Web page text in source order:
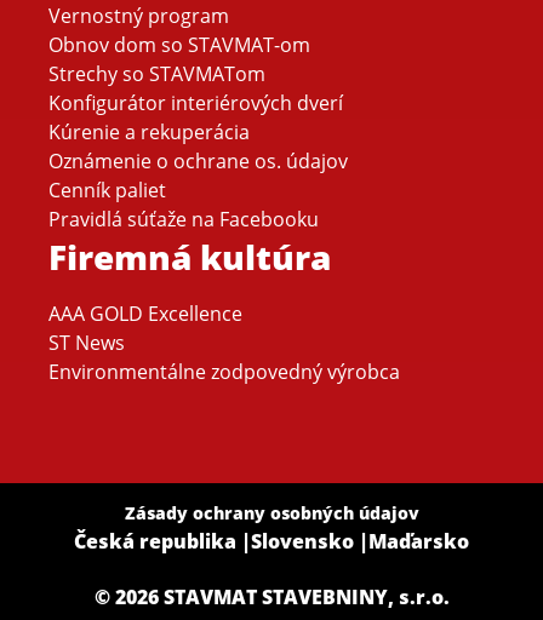
Vernostný program
Obnov dom so STAVMAT-om
Strechy so STAVMATom
Konfigurátor interiérových dverí
Kúrenie a rekuperácia
Oznámenie o ochrane os. údajov
Cenník paliet
Pravidlá súťaže na Facebooku
Firemná kultúra
AAA GOLD Excellence
ST News
Environmentálne zodpovedný výrobca
Zásady ochrany osobných údajov
© 2026 STAVMAT STAVEBNINY, s.r.o.
Česká republika |Slovensko |Maďarsko